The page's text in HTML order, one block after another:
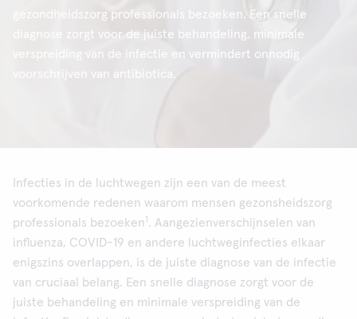
gezondheidszorg professionals bezoeken. Een snelle
diagnose zorgt voor de juiste behandeling, minimale
verspreiding van de infectie en vermindert onnodig
voorschrijven van antibiotica.
Infecties in de luchtwegen zijn een van de meest
voorkomende redenen waarom mensen gezonsheidszorg
professionals bezoeken1 . Aangezienverschijnselen van
influenza, COVID-19 en andere luchtweginfecties elkaar
enigszins overlappen, is de juiste diagnose van de infectie
van cruciaal belang. Een snelle diagnose zorgt voor de
juiste behandeling en minimale verspreiding van de